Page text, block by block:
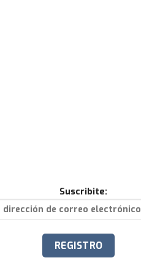
Suscribite: